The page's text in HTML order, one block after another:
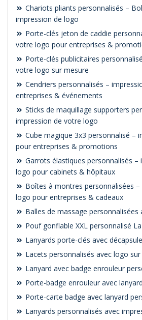
Chariots pliants personnalisés –
impression de logo
Porte-clés jeton de caddie
votre logo pour entreprises &
Porte-clés publicitaires
votre logo sur mesure
Cendriers personnalisés –
entreprises & événements
Sticks de maquillage supporters
impression de votre logo
Cube magique 3x3 personnalisé –
pour entreprises & promotions
Garrots élastiques personnalisés
logo pour cabinets & hôpitaux
Boîtes à montres personnalisées
logo pour entreprises & cadeaux
Balles de massage personnalisées
Pouf gonflable XXL personnalisé
Lanyards porte-clés avec
Lacets personnalisés avec logo
Lanyard avec badge enrouleur
Porte-badge enrouleur avec
Porte-carte badge avec lanyard
Lanyards personnalisés avec